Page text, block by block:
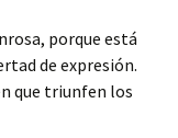
porque está
de expresión.
que triunfen los